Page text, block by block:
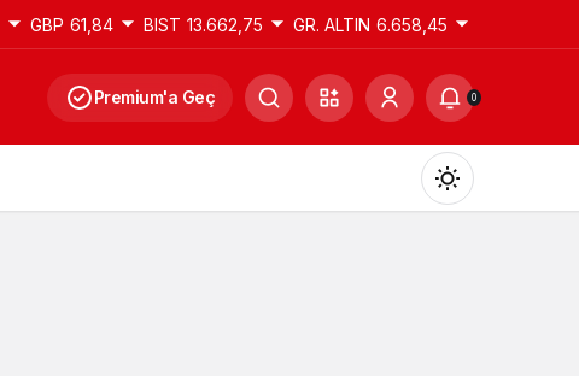
GBP 61,84 BIST 13.662,75 GR. ALTIN 6.658,45
Premium'a Geç 0